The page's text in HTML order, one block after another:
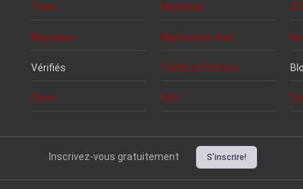
Trans
Nouveaux
Vérifiés
Carte
Membres
Maîtresses Avis
Tarifs et Forfaits
FAQ
À
Inscrivez-vous gratuitement S'inscrire!